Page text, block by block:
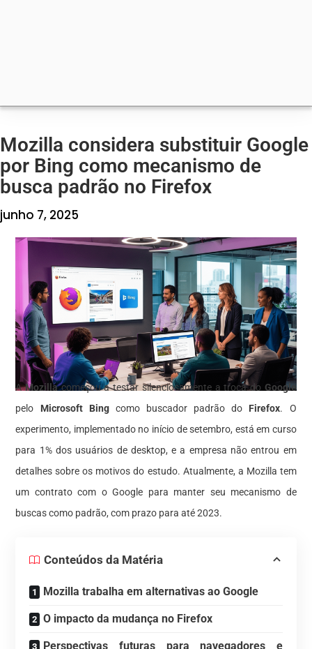
Mozilla considera substituir Google
por Bing como mecanismo de
busca padrão no Firefox
junho 7, 2025
AMozillacomeçou a testar silenciosamente a troca do Google
pelo Microsoft Bingcomo buscador padrão do Firefox. O
experimento, implementado no início de setembro, está em curso
para 1% dos usuários de desktop, e a empresa não entrou em
detalhes sobre os motivos do estudo. Atualmente, a Mozilla tem
um contrato com o Google para manter seu mecanismo de
buscas como padrão, com prazo para até 2023.
Conteúdos da Matéria
Mozilla trabalha em alternativas ao Google
O impacto da mudança no Firefox
Perspectivas futuras para navegadores e